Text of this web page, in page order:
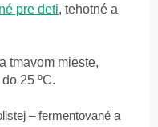
pre deti, tehotné a
tmavom mieste,
25 ºC.
– fermentované a